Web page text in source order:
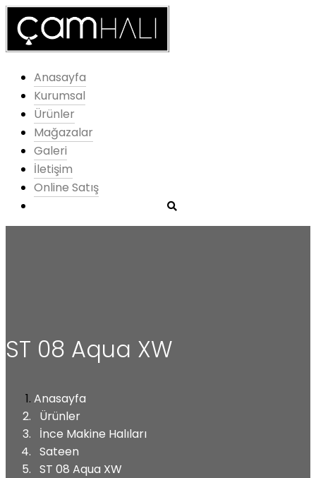
Anasayfa
Kurumsal
Ürünler
Mağazalar
Galeri
İletişim
Online Satış
ST 08 Aqua XW
Anasayfa
Ürünler
İnce Makine Halıları
Sateen
ST 08 Aqua XW